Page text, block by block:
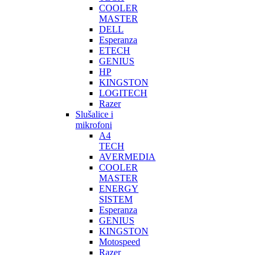
COOLER
MASTER
DELL
Esperanza
ETECH
GENIUS
HP
KINGSTON
LOGITECH
Razer
Slušalice i
mikrofoni
A4
TECH
AVERMEDIA
COOLER
MASTER
ENERGY
SISTEM
Esperanza
GENIUS
KINGSTON
Motospeed
Razer